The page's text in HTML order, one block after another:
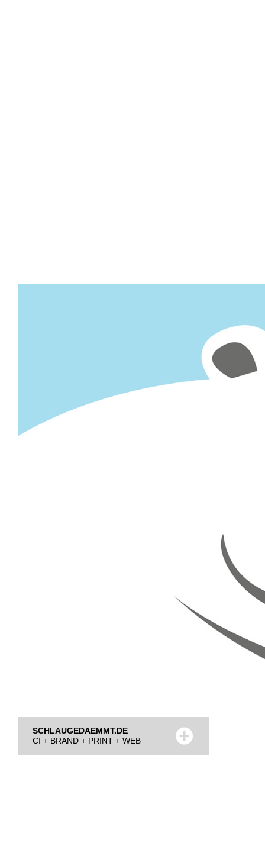
SCHLAUGEDAEMMT.DE
CI + BRAND + PRINT + WEB